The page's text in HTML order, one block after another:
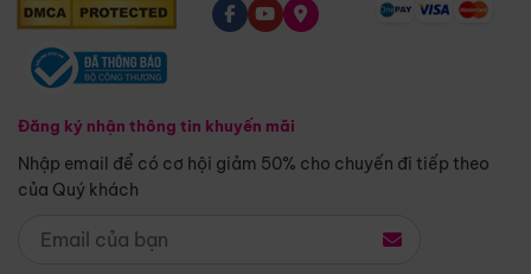
Đăng ký nhận thông tin khuyến mãi
Nhập email để có cơ hội giảm 50% cho chuyến đi tiếp theo
của Quý khách